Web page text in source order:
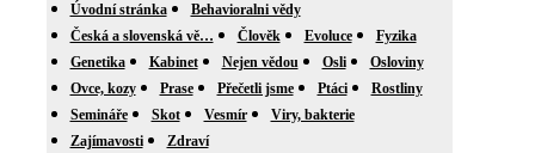
Úvodní stránka
Behavioralni vědy
Česká a slovenská vě…
Člověk Evoluce
Fyzika
Genetika
Kabinet Nejen vědou Osli
Osloviny
Ovce, kozy
Prase Přečetli jsme Ptáci
Rostliny
Semináře
Skot Vesmír
Viry, bakterie
Zajímavosti
Zdraví